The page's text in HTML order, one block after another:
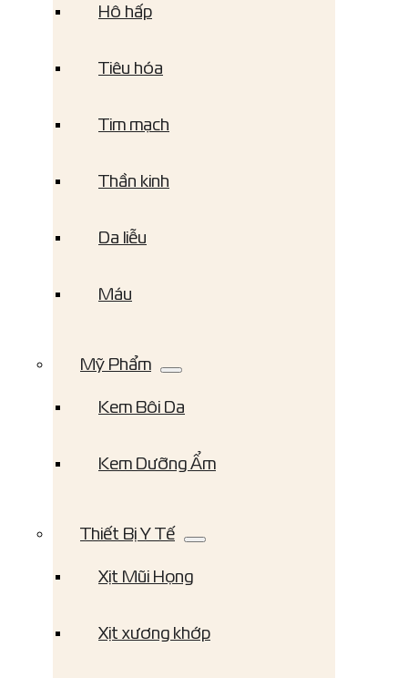
Hô hấp
Tiêu hóa
Tim mạch
Thần kinh
Da liễu
Máu
Mỹ Phẩm
Kem Bôi Da
Kem Dưỡng Ẩm
Thiết Bị Y Tế
Xịt Mũi Họng
Xịt xương khớp